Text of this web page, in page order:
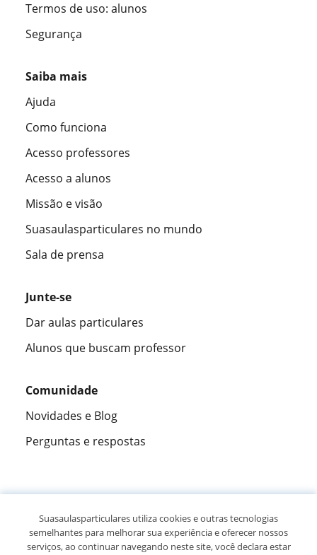
Termos de uso: alunos
Segurança
Saiba mais
Ajuda
Como funciona
Acesso professores
Acesso a alunos
Missão e visão
Suasaulasparticulares no mundo
Sala de prensa
Junte-se
Dar aulas particulares
Alunos que buscam professor
Comunidade
Novidades e Blog
Perguntas e respostas
305883opiniões de alunos
Suasaulasparticulares utiliza cookies e outras tecnologias
semelhantes para melhorar sua experiência e oferecer nossos
serviços, ao continuar navegando neste site, você declara estar